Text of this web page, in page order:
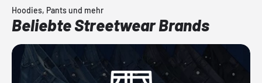
Hoodies, Pants und mehr
Beliebte Streetwear Brands